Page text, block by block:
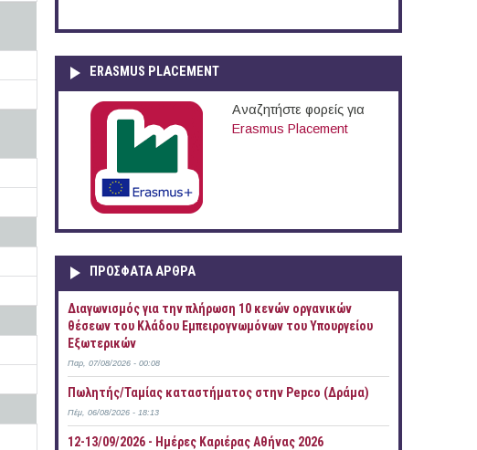
ERASMUS PLACEMENT
Αναζητήστε φορείς για
Erasmus Placement
ΠΡOΣΦΑΤΑ AΡΘΡΑ
Διαγωνισμός για την πλήρωση 10 κενών οργανικών
θέσεων του Κλάδου Εμπειρογνωμόνων του Υπουργείου
Εξωτερικών
Παρ, 07/08/2026 - 00:08
Πωλητής/Ταμίας καταστήματος στην Pepco (Δράμα)
Πέμ, 06/08/2026 - 18:13
12-13/09/2026 - Ημέρες Καριέρας Αθήνας 2026